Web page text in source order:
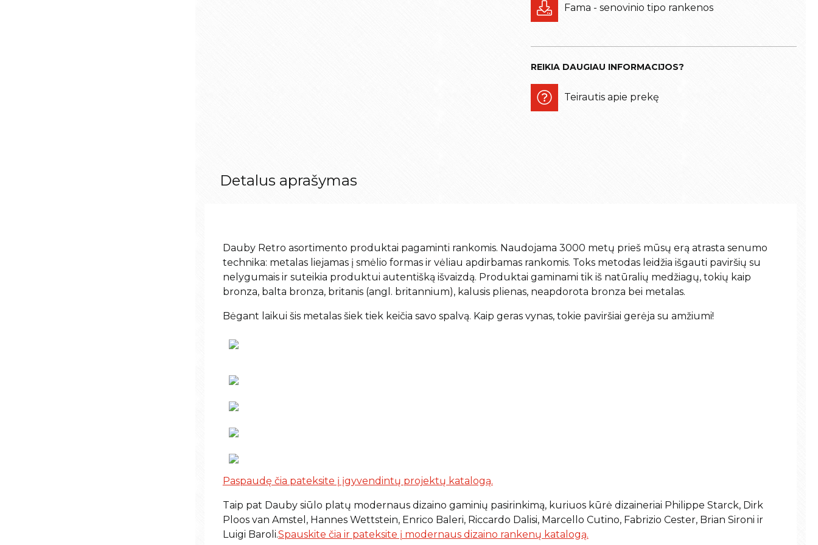
Fama - senovinio tipo rankenos
REIKIA DAUGIAU INFORMACIJOS?
Teirautis apie prekę
Detalus aprašymas
Dauby Retro asortimento produktai pagaminti rankomis. Naudojama 3000 metų prieš mūsų erą atrasta senumo
technika: metalas liejamas į smėlio formas ir vėliau apdirbamas rankomis. Toks metodas leidžia išgauti paviršių su
nelygumais ir suteikia produktui autentišką išvaizdą. Produktai gaminami tik iš natūralių medžiagų, tokių kaip
bronza, balta bronza, britanis (angl. britannium), kalusis plienas, neapdorota bronza bei metalas.
Bėgant laikui šis metalas šiek tiek keičia savo spalvą. Kaip geras vynas, tokie paviršiai gerėja su amžiumi!
Paspaudę čia pateksite į įgyvendintų projektų katalogą.
Taip pat Dauby siūlo platų modernaus dizaino gaminių pasirinkimą, kuriuos kūrė dizaineriai Philippe Starck, Dirk
Ploos van Amstel, Hannes Wettstein, Enrico Baleri, Riccardo Dalisi, Marcello Cutino, Fabrizio Cester, Brian Sironi ir
Luigi Baroli.Spauskite čia ir pateksite į modernaus dizaino rankenų katalogą.